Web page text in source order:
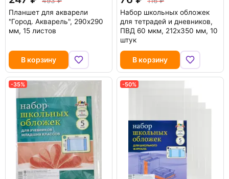
Планшет для акварели
"Город. Акварель", 290x290
мм, 15 листов
В корзину
Набор школьных обложек
для тетрадей и дневников,
ПВД 60 мкм, 212х350 мм, 10
штук
В корзину
-35% -50%